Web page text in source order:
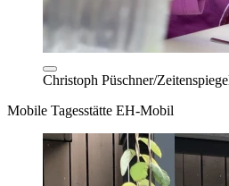
Christoph Püschner/
Mobile Tagesstätte EH-Mobil